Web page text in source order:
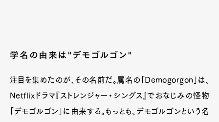
学名の由来は"デモゴルゴン"
注目を集めたのが、その名前だ。属名の「Demogorgon」は、
Netflixドラマ『ストレンジャー・シングス』でおなじみの怪物
「デモゴルゴン」に由来する。もっとも、デモゴルゴンという名